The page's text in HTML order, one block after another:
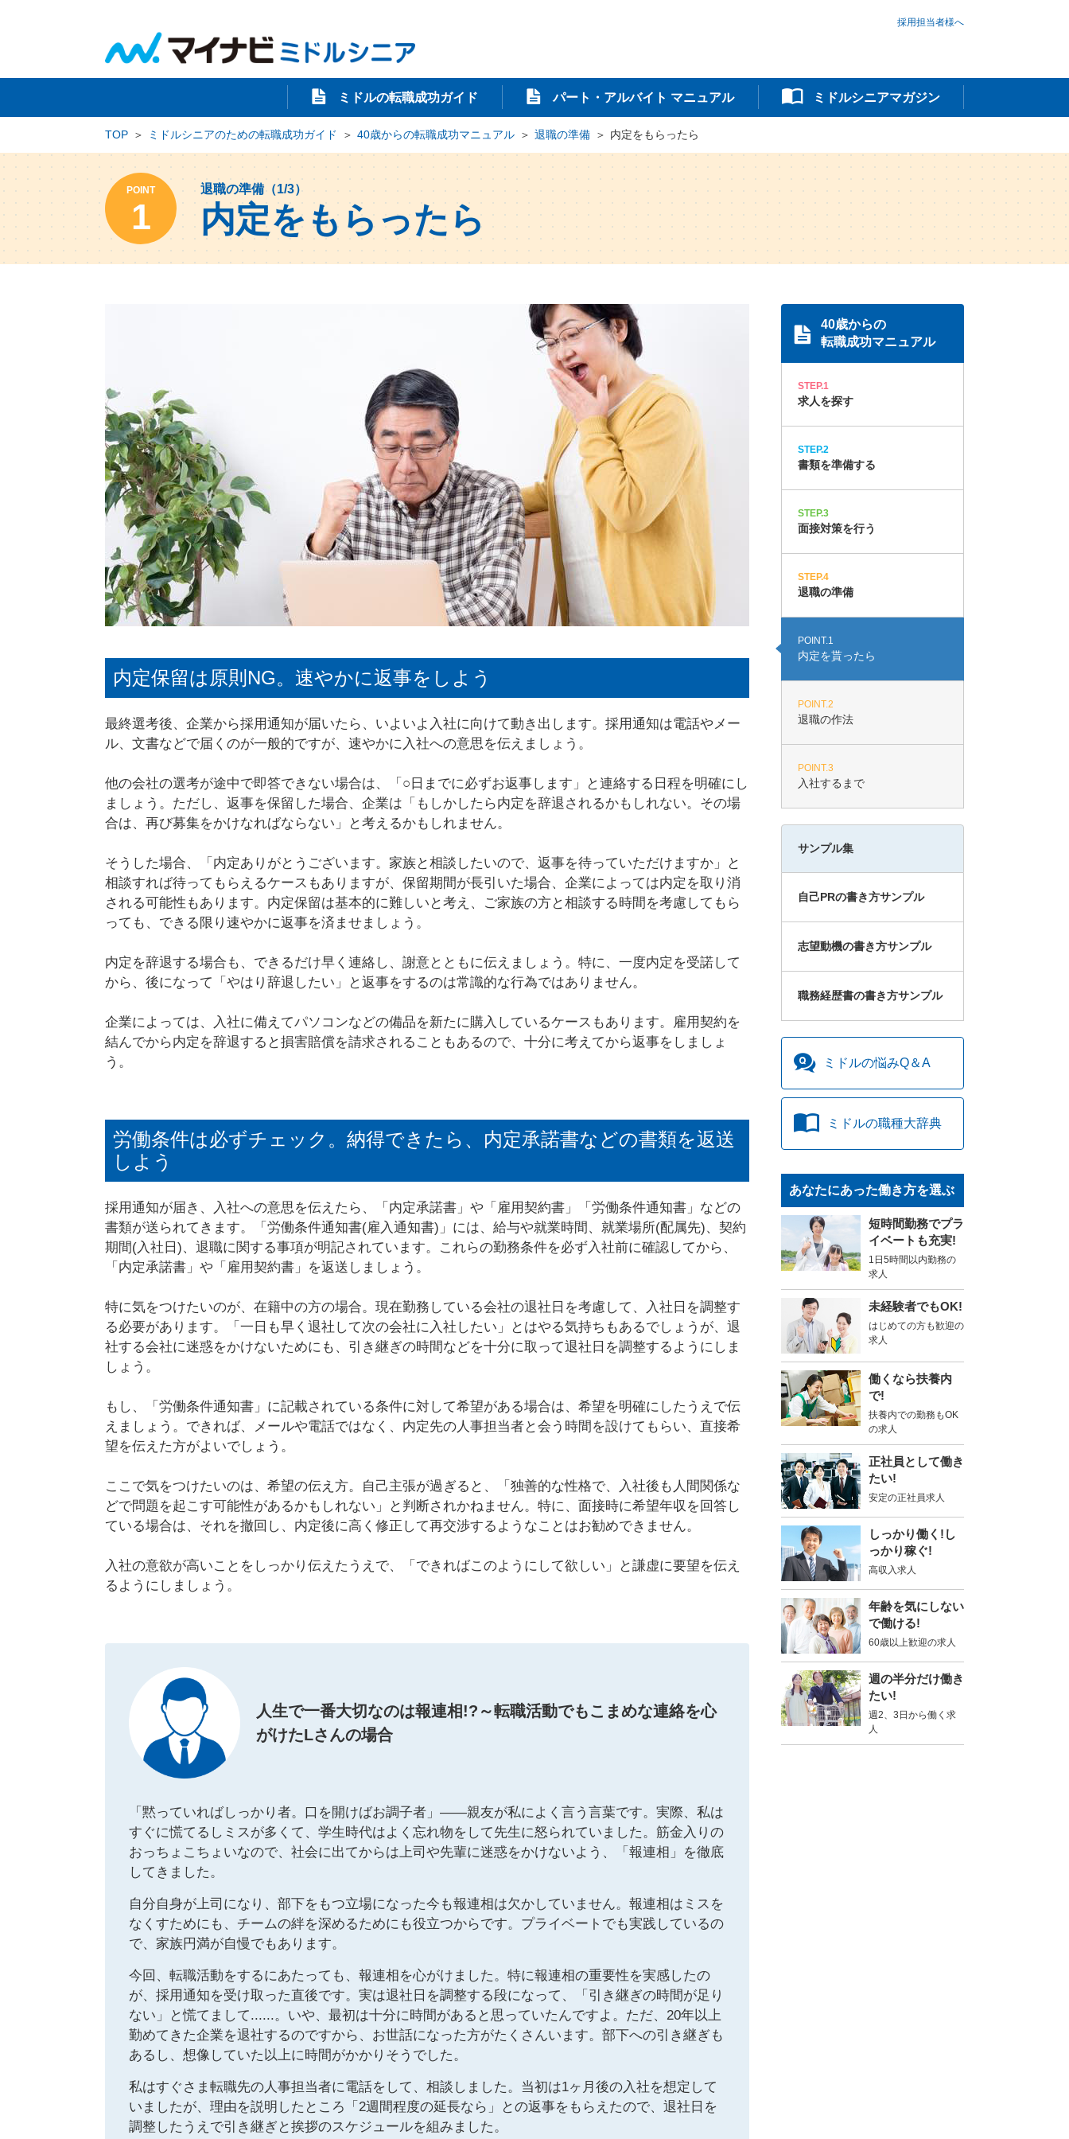
ミドルの転職成功ガイド パート・アルバイト マニュアル ミドルシニアマガジン
採用担当者様へ
TOP ミドルシニアのための転職成功ガイド 40歳からの転職成功マニュアル 退職の準備 内定をもらったら
POINT
1
退職の準備（1/3）
内定をもらったら
内定保留は原則NG。速やかに返事をしよう
最終選考後、企業から採用通知が届いたら、いよいよ入社に向けて動き出します。採用通知は電話やメー
ル、文書などで届くのが一般的ですが、速やかに入社への意思を伝えましょう。
他の会社の選考が途中で即答できない場合は、「○日までに必ずお返事します」と連絡する日程を明確にし
ましょう。ただし、返事を保留した場合、企業は「もしかしたら内定を辞退されるかもしれない。その場
合は、再び募集をかけなればならない」と考えるかもしれません。
そうした場合、「内定ありがとうございます。家族と相談したいので、返事を待っていただけますか」と
相談すれば待ってもらえるケースもありますが、保留期間が長引いた場合、企業によっては内定を取り消
される可能性もあります。内定保留は基本的に難しいと考え、ご家族の方と相談する時間を考慮してもら
っても、できる限り速やかに返事を済ませましょう。
内定を辞退する場合も、できるだけ早く連絡し、謝意とともに伝えましょう。特に、一度内定を受諾して
から、後になって「やはり辞退したい」と返事をするのは常識的な行為ではありません。
企業によっては、入社に備えてパソコンなどの備品を新たに購入しているケースもあります。雇用契約を
結んでから内定を辞退すると損害賠償を請求されることもあるので、十分に考えてから返事をしましょ
う。
労働条件は必ずチェック。納得できたら、内定承諾書などの書類を返送
しよう
採用通知が届き、入社への意思を伝えたら、「内定承諾書」や「雇用契約書」「労働条件通知書」などの
書類が送られてきます。「労働条件通知書(雇入通知書)」には、給与や就業時間、就業場所(配属先)、契約
期間(入社日)、退職に関する事項が明記されています。これらの勤務条件を必ず入社前に確認してから、
「内定承諾書」や「雇用契約書」を返送しましょう。
特に気をつけたいのが、在籍中の方の場合。現在勤務している会社の退社日を考慮して、入社日を調整す
る必要があります。「一日も早く退社して次の会社に入社したい」とはやる気持ちもあるでしょうが、退
社する会社に迷惑をかけないためにも、引き継ぎの時間などを十分に取って退社日を調整するようにしま
しょう。
もし、「労働条件通知書」に記載されている条件に対して希望がある場合は、希望を明確にしたうえで伝
えましょう。できれば、メールや電話ではなく、内定先の人事担当者と会う時間を設けてもらい、直接希
望を伝えた方がよいでしょう。
ここで気をつけたいのは、希望の伝え方。自己主張が過ぎると、「独善的な性格で、入社後も人間関係な
どで問題を起こす可能性があるかもしれない」と判断されかねません。特に、面接時に希望年収を回答し
ている場合は、それを撤回し、内定後に高く修正して再交渉するようなことはお勧めできません。
入社の意欲が高いことをしっかり伝えたうえで、「できればこのようにして欲しい」と謙虚に要望を伝え
るようにしましょう。
人生で一番大切なのは報連相!?～転職活動でもこまめな連絡を心
がけたLさんの場合
「黙っていればしっかり者。口を開けばお調子者」――親友が私によく言う言葉です。実際、私は
すぐに慌てるしミスが多くて、学生時代はよく忘れ物をして先生に怒られていました。筋金入りの
おっちょこちょいなので、社会に出てからは上司や先輩に迷惑をかけないよう、「報連相」を徹底
してきました。
自分自身が上司になり、部下をもつ立場になった今も報連相は欠かしていません。報連相はミスを
なくすためにも、チームの絆を深めるためにも役立つからです。プライベートでも実践しているの
で、家族円満が自慢でもあります。
今回、転職活動をするにあたっても、報連相を心がけました。特に報連相の重要性を実感したの
が、採用通知を受け取った直後です。実は退社日を調整する段になって、「引き継ぎの時間が足り
ない」と慌てまして......。いや、最初は十分に時間があると思っていたんですよ。ただ、20年以上
勤めてきた企業を退社するのですから、お世話になった方がたくさんいます。部下への引き継ぎも
あるし、想像していた以上に時間がかかりそうでした。
私はすぐさま転職先の人事担当者に電話をして、相談しました。当初は1ヶ月後の入社を想定して
いましたが、理由を説明したところ「2週間程度の延長なら」との返事をもらえたので、退社日を
調整したうえで引き継ぎと挨拶のスケジュールを組みました。
40歳からの
転職成功マニュアル
STEP.1
求人を探す
STEP.2
書類を準備する
STEP.3
面接対策を行う
STEP.4
退職の準備
POINT.1
内定を貰ったら
POINT.2
退職の作法
POINT.3
入社するまで
サンプル集
自己PRの書き方サンプル
志望動機の書き方サンプル
職務経歴書の書き方サンプル
ミドルの悩みQ＆A
ミドルの職種大辞典
あなたにあった働き方を選ぶ
短時間勤務でプラ
イベートも充実!
1日5時間以内勤務の
求人
未経験者でもOK!
はじめての方も歓迎の
求人
働くなら扶養内
で!
扶養内での勤務もOK
の求人
正社員として働き
たい!
安定の正社員求人
しっかり働く!し
っかり稼ぐ!
高収入求人
年齢を気にしない
で働ける!
60歳以上歓迎の求人
週の半分だけ働き
たい!
週2、3日から働く求
人